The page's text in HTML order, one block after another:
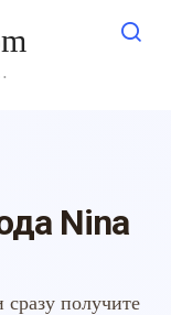
Nina
получите